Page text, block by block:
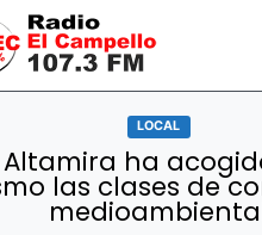
LOCAL
Altamira ha
las clases de